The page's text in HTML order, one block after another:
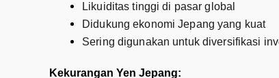
Likuiditas tinggi di pasar global
Didukung ekonomi Jepang yang kuat
Sering digunakan untuk diversifikasi
Kekurangan Yen Jepang: